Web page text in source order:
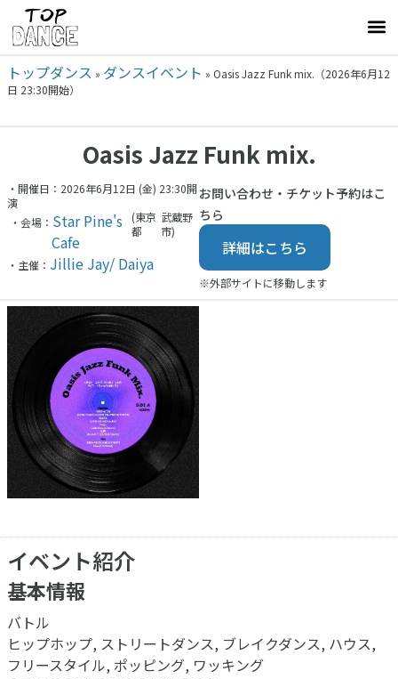
トップダンス » ダンスイベント » Oasis Jazz Funk mix.（2026年6月12
日 23:30開始）
Oasis Jazz Funk mix.
・開催日：2026年6月12日 (金) 23:30開
演
・会場： Star Pine's
Cafe
(東京
都
武蔵野
市)
・主催： Jillie Jay/ Daiya
お問い合わせ・チケット予約はこ
ちら
詳細はこちら
※外部サイトに移動します
イベント紹介
基本情報
バトル
ヒップホップ, ストリートダンス, ブレイクダンス, ハウス,
フリースタイル, ポッピング, ワッキング